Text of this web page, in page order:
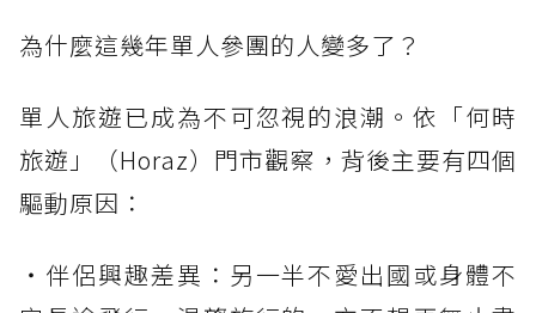
為什麼這幾年單人參團的人變多了？
單人旅遊已成為不可忽視的浪潮。依「何時
旅遊」（Horaz）門市觀察，背後主要有四個
驅動原因：
・伴侶興趣差異：另一半不愛出國或身體不